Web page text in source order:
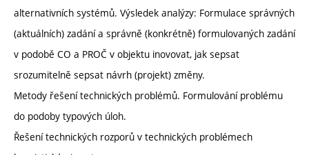
alternativních systémů. Výsledek analýzy: Formulace správných
(aktuálních) zadání a správně (konkrétně) formulovaných zadání
v podobě CO a PROČ v objektu inovovat, jak sepsat
srozumitelně sepsat návrh (projekt) změny.
Metody řešení technických problémů. Formulování problému
do podoby typových úloh.
Řešení technických rozporů v technických problémech